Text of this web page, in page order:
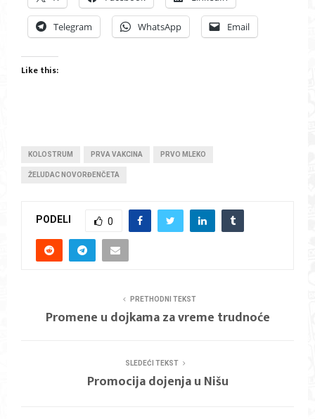
Telegram WhatsApp Email
Like this:
KOLOSTRUM PRVA VAKCINA PRVO MLEKO
ŽELUDAC NOVORĐENČETA
PODELI 0
PRETHODNI TEKST
Promene u dojkama za vreme trudnoće
SLEDEĆI TEKST
Promocija dojenja u Nišu